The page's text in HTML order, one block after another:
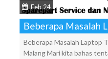
Feb 24
Beberapa Masalah
Beberapa Masalah Laptop
Malang Mari kita bahas